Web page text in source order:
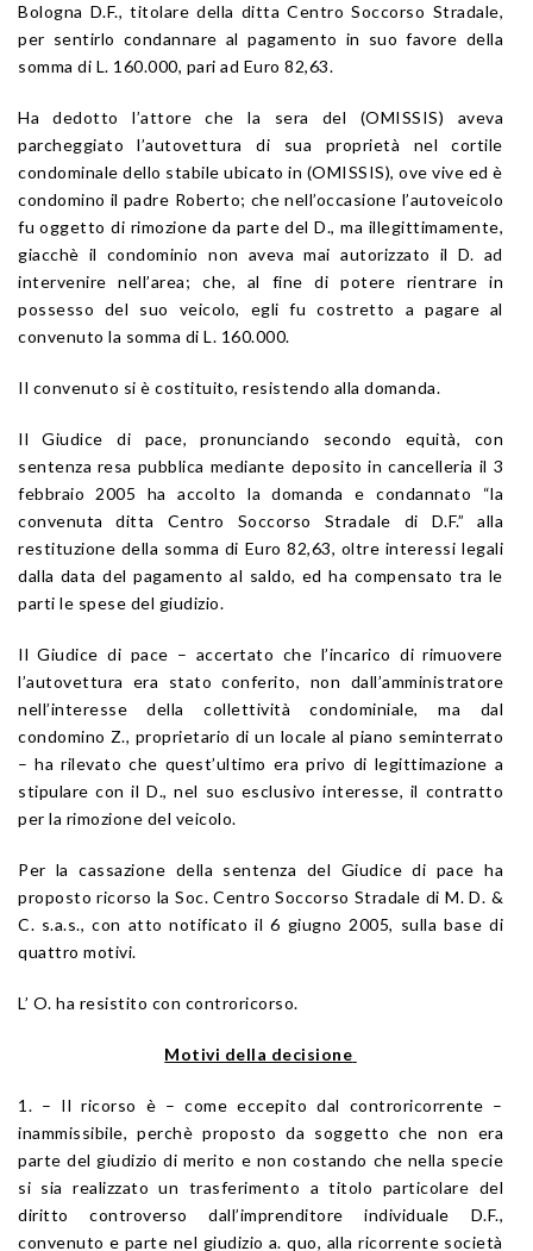
Bologna D.F., titolare della ditta Centro Soccorso Stradale,
per sentirlo condannare al pagamento in suo favore della
somma di L. 160.000, pari ad Euro 82,63.
Ha dedotto l’attore che la sera del (OMISSIS) aveva
parcheggiato l’autovettura di sua proprietà nel cortile
condominale dello stabile ubicato in (OMISSIS), ove vive ed è
condomino il padre Roberto; che nell’occasione l’autoveicolo
fu oggetto di rimozione da parte del D., ma illegittimamente,
giacchè il condominio non aveva mai autorizzato il D. ad
intervenire nell’area; che, al fine di potere rientrare in
possesso del suo veicolo, egli fu costretto a pagare al
convenuto la somma di L. 160.000.
Il convenuto si è costituito, resistendo alla domanda.
Il Giudice di pace, pronunciando secondo equità, con
sentenza resa pubblica mediante deposito in cancelleria il 3
febbraio 2005 ha accolto la domanda e condannato “la
convenuta ditta Centro Soccorso Stradale di D.F.” alla
restituzione della somma di Euro 82,63, oltre interessi legali
dalla data del pagamento al saldo, ed ha compensato tra le
parti le spese del giudizio.
Il Giudice di pace – accertato che l’incarico di rimuovere
l’autovettura era stato conferito, non dall’amministratore
nell’interesse della collettività condominiale, ma dal
condomino Z., proprietario di un locale al piano seminterrato
– ha rilevato che quest’ultimo era privo di legittimazione a
stipulare con il D., nel suo esclusivo interesse, il contratto
per la rimozione del veicolo.
Per la cassazione della sentenza del Giudice di pace ha
proposto ricorso la Soc. Centro Soccorso Stradale di M. D. &
C. s.a.s., con atto notificato il 6 giugno 2005, sulla base di
quattro motivi.
L’ O. ha resistito con controricorso.
Motivi della decisione
1. – Il ricorso è – come eccepito dal controricorrente –
inammissibile, perchè proposto da soggetto che non era
parte del giudizio di merito e non costando che nella specie
si sia realizzato un trasferimento a titolo particolare del
diritto controverso dall’imprenditore individuale D.F.,
convenuto e parte nel giudizio a. quo, alla ricorrente società